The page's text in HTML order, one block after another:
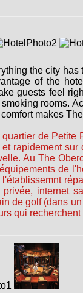
the city
of the
guests feel
rooms.
makes
de
rapidement
Au The
de
internet
de golf (dans
qui